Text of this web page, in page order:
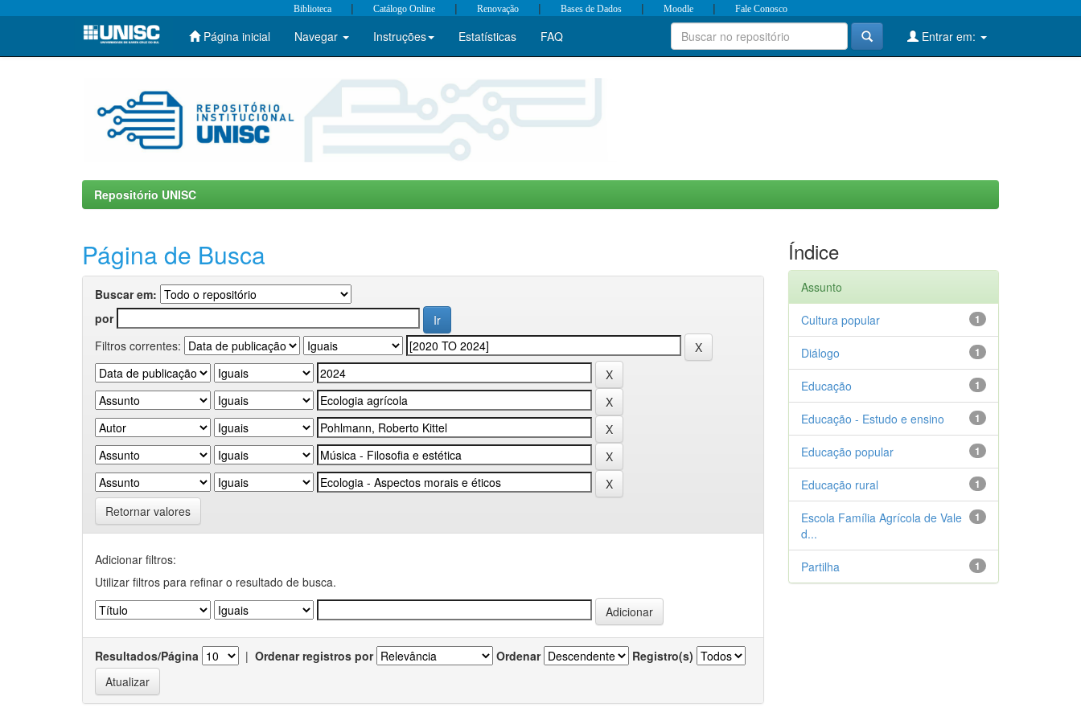
Skip
Biblioteca | Catálogo Online | Renovação | Bases de Dados | Moodle | Fale Conosco
Página inicial Navegar Instruções Estatísticas FAQ Entrar em:
Repositório UNISC
Página de Busca
Buscar em:
por
Filtros correntes:
Retornar valores
Adicionar filtros:
Utilizar filtros para refinar o resultado de busca.
Resultados/Página | Ordenar registros por Ordenar Registro(s)
Índice
Assunto
1
Cultura popular
1
Diálogo
1
Educação
1
Educação - Estudo e ensino
1
Educação popular
1
Educação rural
1
Escola Família Agrícola de Vale
d...
1
Partilha